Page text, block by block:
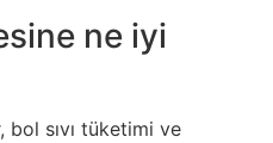
ne iyi
bol sıvı tüketimi ve